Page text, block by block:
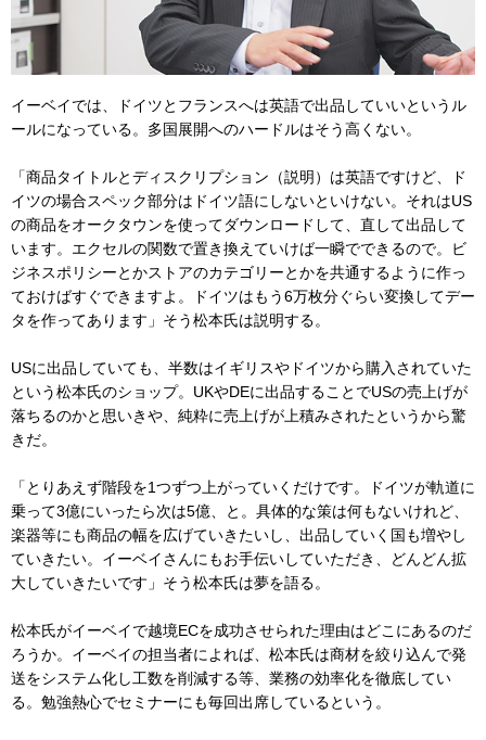
イーベイでは、ドイツとフランスへは英語で出品していいというル
ールになっている。多国展開へのハードルはそう高くない。
「商品タイトルとディスクリプション（説明）は英語ですけど、ド
イツの場合スペック部分はドイツ語にしないといけない。それはUS
の商品をオークタウンを使ってダウンロードして、直して出品して
います。エクセルの関数で置き換えていけば一瞬でできるので。ビ
ジネスポリシーとかストアのカテゴリーとかを共通するように作っ
ておけばすぐできますよ。ドイツはもう6万枚分ぐらい変換してデー
タを作ってあります」そう松本氏は説明する。
USに出品していても、半数はイギリスやドイツから購入されていた
という松本氏のショップ。UKやDEに出品することでUSの売上げが
落ちるのかと思いきや、純粋に売上げが上積みされたというから驚
きだ。
「とりあえず階段を1つずつ上がっていくだけです。ドイツが軌道に
乗って3億にいったら次は5億、と。具体的な策は何もないけれど、
楽器等にも商品の幅を広げていきたいし、出品していく国も増やし
ていきたい。イーベイさんにもお手伝いしていただき、どんどん拡
大していきたいです」そう松本氏は夢を語る。
松本氏がイーベイで越境ECを成功させられた理由はどこにあるのだ
ろうか。イーベイの担当者によれば、松本氏は商材を絞り込んで発
送をシステム化し工数を削減する等、業務の効率化を徹底してい
る。勉強熱心でセミナーにも毎回出席しているという。